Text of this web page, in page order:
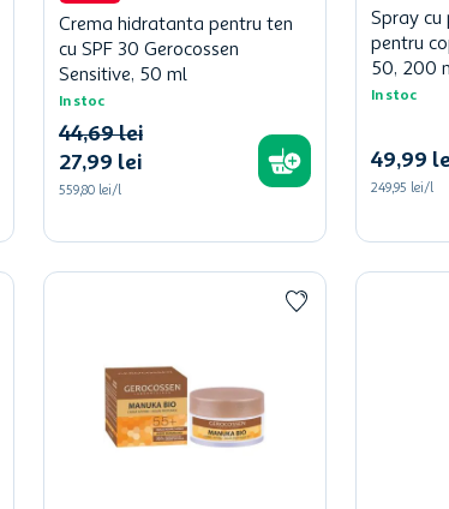
Crema hidratanta pentru ten
cu SPF 30 Gerocossen
Sensitive, 50 ml
In stoc
27,99 lei
44,69 lei
559,80 lei/l
Spray cu
pentru
50, 200
In stoc
49,99
249,95 lei/l